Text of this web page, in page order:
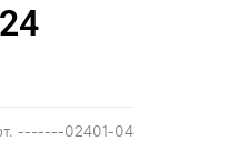
-------02401-04